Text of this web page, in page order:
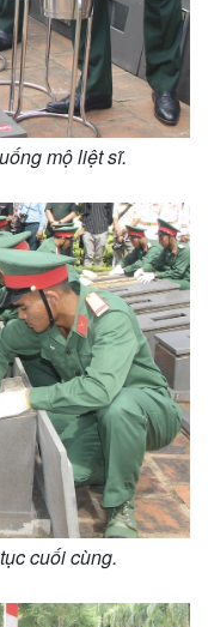
mộ liệt sĩ.
cuối cùng.